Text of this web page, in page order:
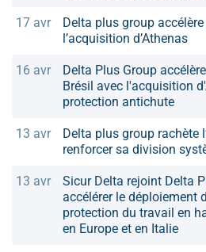
17 avr
Delta plus group
l’acquisition d’Athenas
16 avr
Delta Plus Group
Brésil avec l'acquisition
protection antichute
13 avr
Delta plus group rachète
renforcer sa division
13 avr
Sicur Delta rejoint Delta
accélérer le déploiement
protection du travail en
en Europe et en Italie